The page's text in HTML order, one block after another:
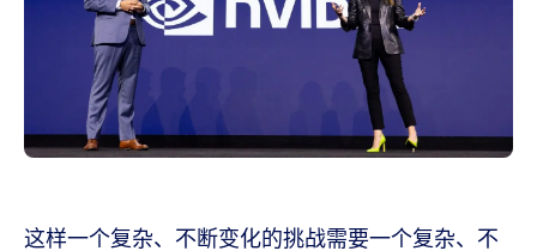
这样一个复杂、不断变化的挑战需要一个复杂、不